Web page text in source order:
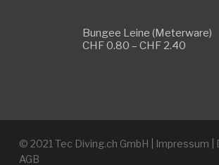
Bungee Leine (Meterware)
CHF0.80 – CHF2.40
© 2021 Tec Diving.ch GmbH | Impressum
AGB